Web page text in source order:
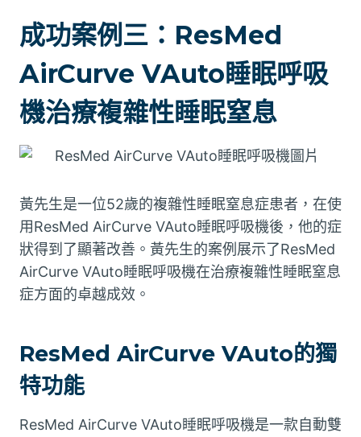
成功案例三：ResMed
AirCurve VAuto睡眠呼吸
機治療複雜性睡眠窒息
黃先生是一位52歲的複雜性睡眠窒息症患者，在使
用ResMed AirCurve VAuto睡眠呼吸機後，他的症
狀得到了顯著改善。黃先生的案例展示了ResMed
AirCurve VAuto睡眠呼吸機在治療複雜性睡眠窒息
症方面的卓越成效。
ResMed AirCurve VAuto的獨
特功能
ResMed AirCurve VAuto睡眠呼吸機是一款自動雙